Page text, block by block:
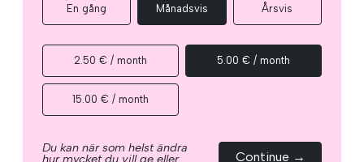
En gång Månadsvis Årsvis
2.50 € / month 5.00 € / month
15.00 € / month
Du kan när som helst ändra
hur mycket du vill ge eller Continue →